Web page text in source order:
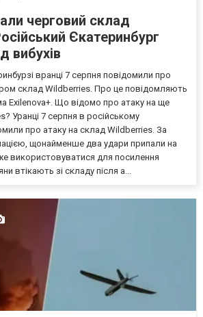
черговий склад
Єкатеринбург
вибухів
вранці 7 серпня повідомили про
склад Wildberries. Про це повідомляють
Exilenova+. Що відомо про атаку на ще
Уранці 7 серпня в російському
про атаку на склад Wildberries. За
щонайменше два удари припали на
використовуватися для посилення
втікають зі складу після а...